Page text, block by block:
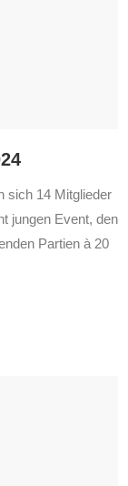
sich 14 Mitglieder
jungen Event, den
Partien à 20